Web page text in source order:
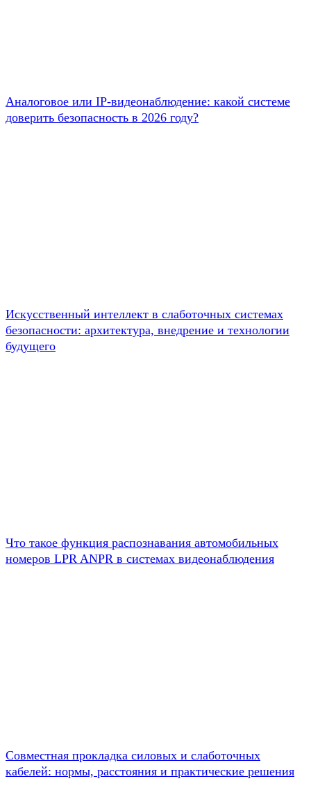
Аналоговое или IP-видеонаблюдение: какой системе
доверить безопасность в 2026 году?
Искусственный интеллект в слаботочных системах
безопасности: архитектура, внедрение и технологии
будущего
Что такое функция распознавания автомобильных
номеров LPR ANPR в системах видеонаблюдения
Совместная прокладка силовых и слаботочных
кабелей: нормы, расстояния и практические решения